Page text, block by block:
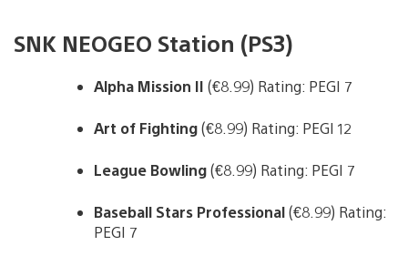
SNK NEOGEO Station (PS3)
Alpha Mission II (€8.99) Rating: PEGI 7
Art of Fighting(€8.99) Rating: PEGI 12
League Bowling(€8.99) Rating: PEGI 7
Baseball Stars Professional(€8.99) Rating:
PEGI 7